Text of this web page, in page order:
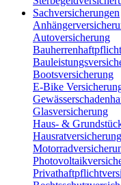
Sachversicherungen
Autoversicherung
Bootsversicherung
E-Bike
Glasversicherung
Haus- &
Hausratversicherung